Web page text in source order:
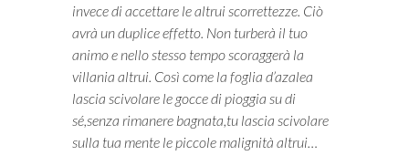
invece di accettare le altrui scorrettezze. Ciò
avrà un duplice effetto. Non turberà il tuo
animo e nello stesso tempo scoraggerà la
villania altrui. Così come la foglia d’azalea
lascia scivolare le gocce di pioggia su di
sé,senza rimanere bagnata,tu lascia scivolare
sulla tua mente le piccole malignità altrui…